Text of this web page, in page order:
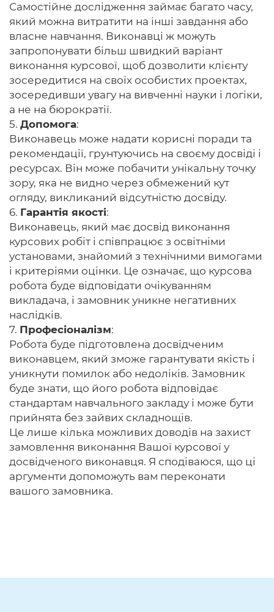
Самостійне дослідження займає багато часу,
який можна витратити на інші завдання або
власне навчання. Виконавці ж можуть
запропонувати більш швидкий варіант
виконання курсової, щоб дозволити клієнту
зосередитися на своїх особистих проектах,
зосередивши увагу на вивченні науки і логіки,
а не на бюрократії.
5. Допомога:
Виконавець може надати корисні поради та
рекомендації, грунтуючись на своєму досвіді і
ресурсах. Він може побачити унікальну точку
зору, яка не видно через обмежений кут
огляду, викликаний відсутністю досвіду.
6. Гарантія якості:
Виконавець, який має досвід виконання
курсових робіт і співпрацює з освітніми
установами, знайомий з технічними вимогами
і критеріями оцінки. Це означає, що курсова
робота буде відповідати очікуванням
викладача, і замовник уникне негативних
наслідків.
7. Професіоналізм:
Робота буде підготовлена досвідченим
виконавцем, який зможе гарантувати якість і
уникнути помилок або недоліків. Замовник
буде знати, що його робота відповідає
стандартам навчального закладу і може бути
прийнята без зайвих складнощів.
Це лише кілька можливих доводів на захист
замовлення виконання Вашої курсової у
досвідченого виконавця. Я сподіваюся, що ці
аргументи допоможуть вам переконати
вашого замовника.